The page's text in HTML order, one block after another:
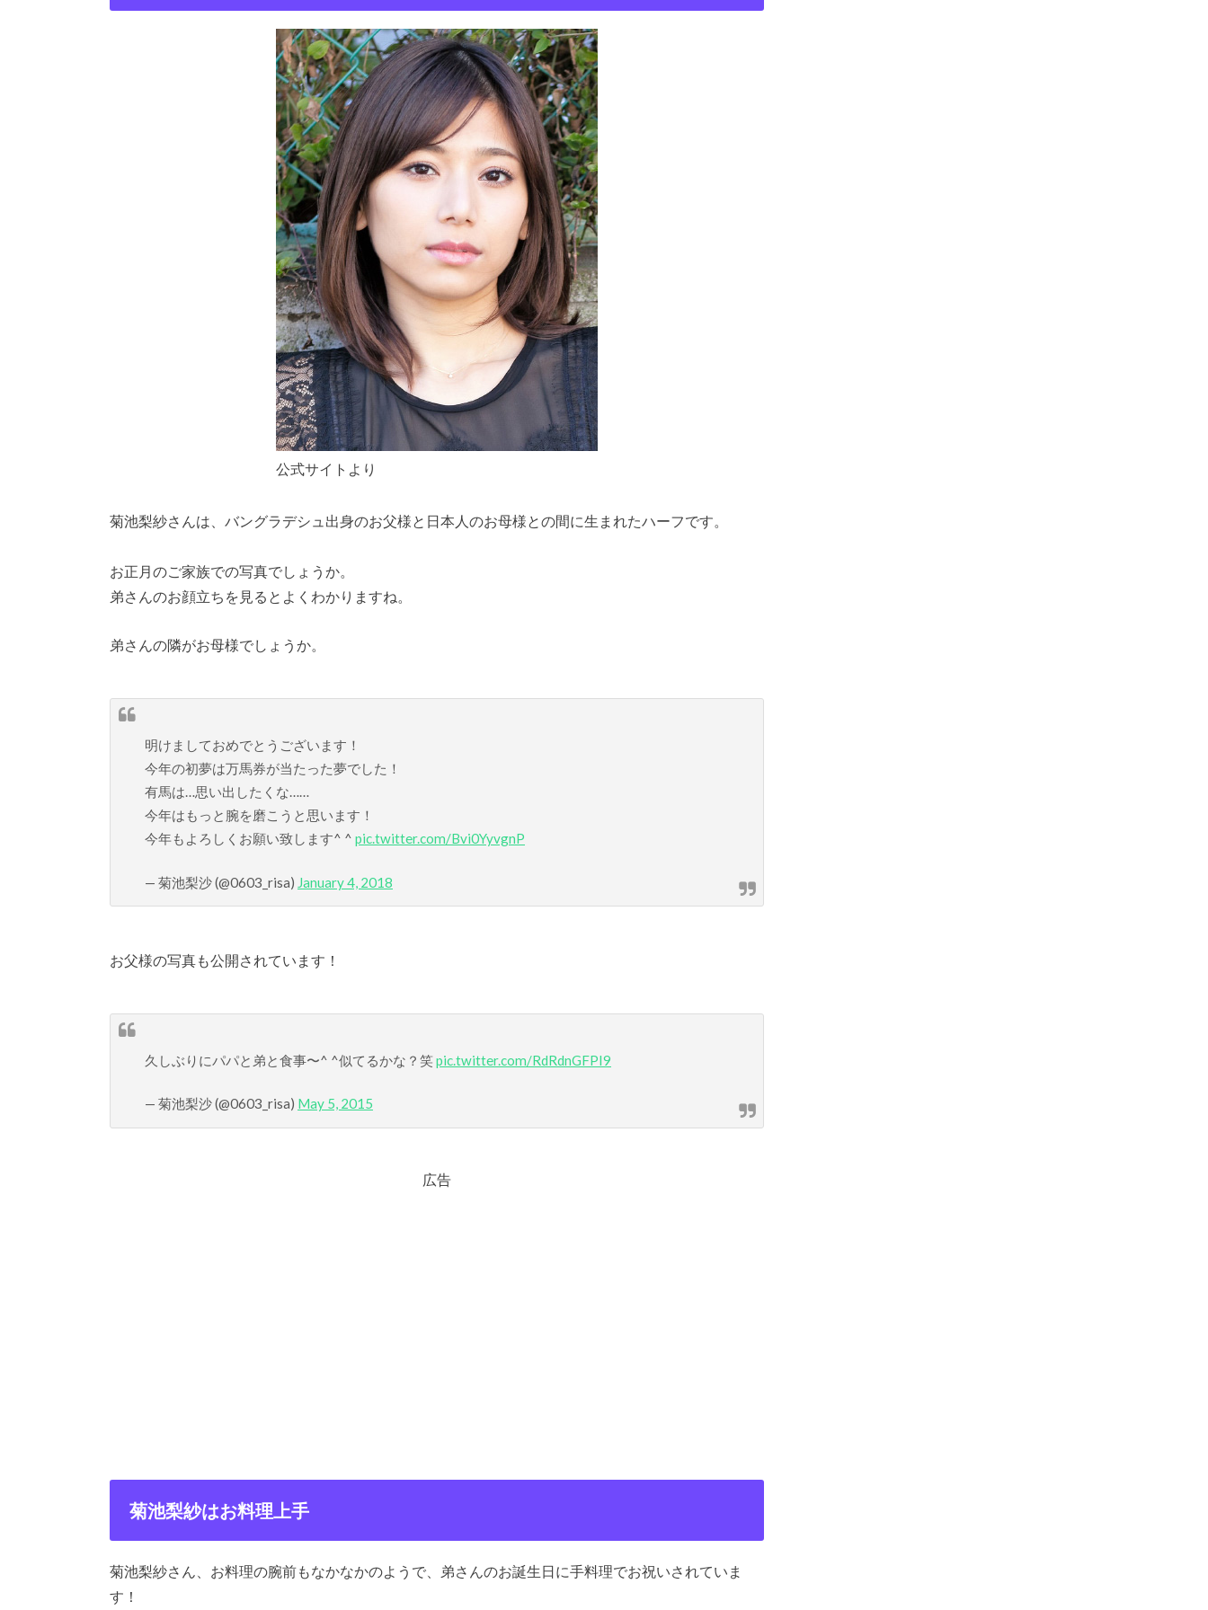
公式サイトより
菊池梨紗さんは、バングラデシュ出身のお父様と日本人のお母様との間に生まれたハーフです。
お正月のご家族での写真でしょうか。
弟さんのお顔立ちを見るとよくわかりますね。
弟さんの隣がお母様でしょうか。
明けましておめでとうございます！
今年の初夢は万馬券が当たった夢でした！
有馬は…思い出したくな……
今年はもっと腕を磨こうと思います！
今年もよろしくお願い致します^ ^ pic.twitter.com/Bvi0YyvgnP
— 菊池梨沙 (@0603_risa) January 4, 2018
お父様の写真も公開されています！
久しぶりにパパと弟と食事〜^ ^似てるかな？笑 pic.twitter.com/RdRdnGFPI9
— 菊池梨沙 (@0603_risa) May 5, 2015
広告
菊池梨紗はお料理上手
菊池梨紗さん、お料理の腕前もなかなかのようで、弟さんのお誕生日に手料理でお祝いされていま
す！